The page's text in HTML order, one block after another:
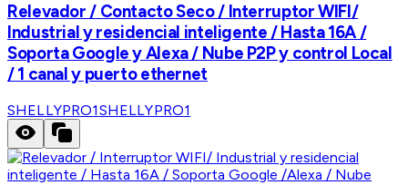
Relevador / Contacto Seco / Interruptor WIFI/
Industrial y residencial inteligente / Hasta 16A /
Soporta Google y Alexa / Nube P2P y control Local
/ 1 canal y puerto ethernet
SHELLYPRO1SHELLYPRO1